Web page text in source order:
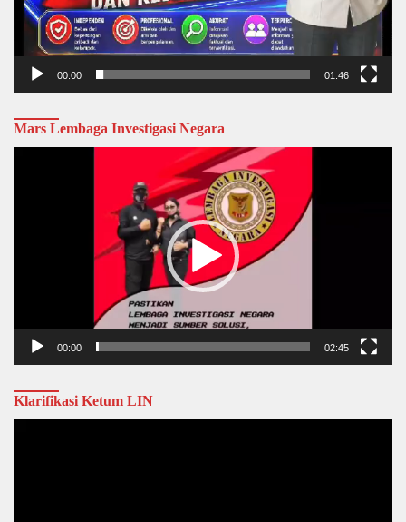
00:00 01:46
Mars Lembaga Investigasi Negara
00:00 02:45
Klarifikasi Ketum LIN